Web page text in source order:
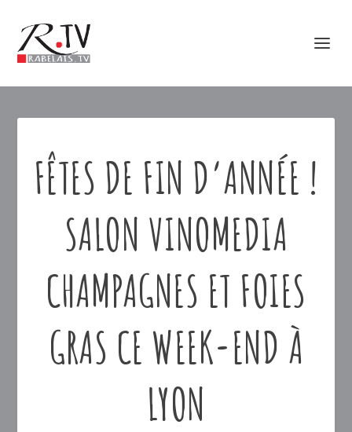
FÊTES DE FIN D’ANNÉE !
SALON VINOMEDIA
CHAMPAGNES ET FOIES
GRAS CE WEEK-END À
LYON